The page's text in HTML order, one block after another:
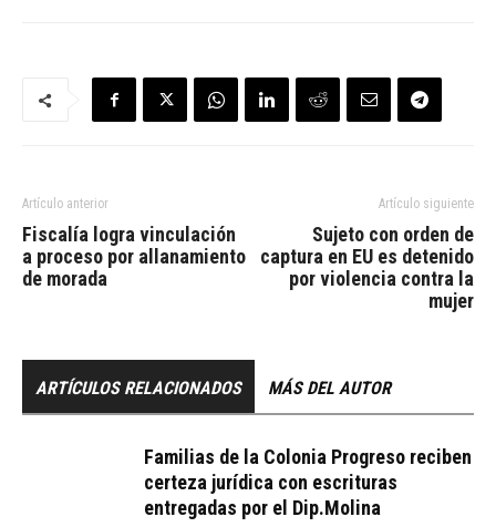
Artículo anterior
Fiscalía logra vinculación
a proceso por allanamiento
de morada
Artículo siguiente
Sujeto con orden de
captura en EU es detenido
por violencia contra la
mujer
ARTÍCULOS RELACIONADOS MÁS DEL AUTOR
Familias de la Colonia Progreso reciben
certeza jurídica con escrituras
entregadas por el Dip.Molina